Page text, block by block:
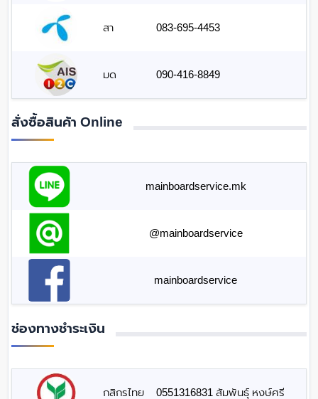
สา 083-695-4453
มด 090-416-8849
สั่งซื้อสินค้า Online
mainboardservice.mk
@mainboardservice
mainboardservice
ช่องทางชำระเงิน
กสิกรไทย 0551316831 สัมพันธุ์ หงษ์ศรี